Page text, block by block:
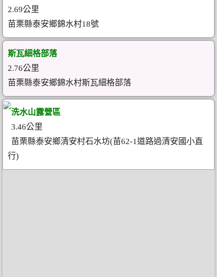
2.69公里
苗栗縣泰安鄉錦水村18號
斯瓦細格部落
2.76公里
苗栗縣泰安鄉錦水村斯瓦細格部落
洗水山露營區
3.46公里
苗栗縣泰安鄉清安村石水坊(苗62-1道路過清安國小直
行)